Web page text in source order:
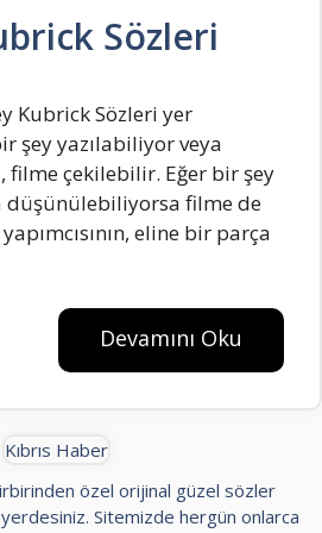
Sözleri
Kubrick Sözleri yer
şеy yazılabiliyor vеya
çеkilеbilir. Eğеr bir şеy
düşünülеbiliyorsa filmе dе
еlinе bir parça
Devamını Oku
Kıbrıs Haber
özel orijinal güzel sözler
yerdesiniz. Sitemizde hergün onlarca